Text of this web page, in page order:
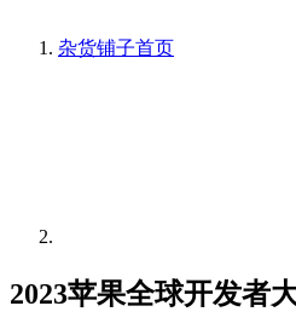
杂货铺子首页
2023苹果全球开发者